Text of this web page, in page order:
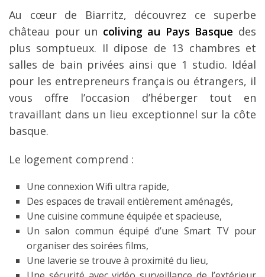
Au cœur de Biarritz, découvrez ce superbe
château pour un coliving au Pays Basque des
plus somptueux. Il dipose de 13 chambres et
salles de bain privées ainsi que 1 studio. Idéal
pour les entrepreneurs français ou étrangers, il
vous offre l’occasion d’héberger tout en
travaillant dans un lieu exceptionnel sur la côte
basque.
Le logement comprend :
Une connexion Wifi ultra rapide,
Des espaces de travail entièrement aménagés,
Une cuisine commune équipée et spacieuse,
Un salon commun équipé d’une Smart TV pour
organiser des soirées films,
Une laverie se trouve à proximité du lieu,